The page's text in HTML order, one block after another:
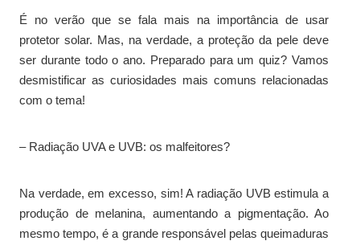
É no verão que se fala mais na importância de usar
protetor solar. Mas, na verdade, a proteção da pele deve
ser durante todo o ano. Preparado para um quiz? Vamos
desmistificar as curiosidades mais comuns relacionadas
com o tema!
– Radiação UVA e UVB: os malfeitores?
Na verdade, em excesso, sim! A radiação UVB estimula a
produção de melanina, aumentando a pigmentação. Ao
mesmo tempo, é a grande responsável pelas queimaduras